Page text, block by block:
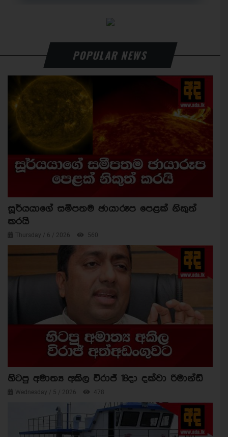
POPULAR NEWS
සූර්යයාගේ සමීපතම ඡායාරූප පෙළක් නිකුත්
කරයි
Thursday / 6 / 2026 560
හිටපු අමාත්‍ය අකිල විරාජ් 18දා දක්වා රිමාන්ඩ්
Wednesday / 5 / 2026 478